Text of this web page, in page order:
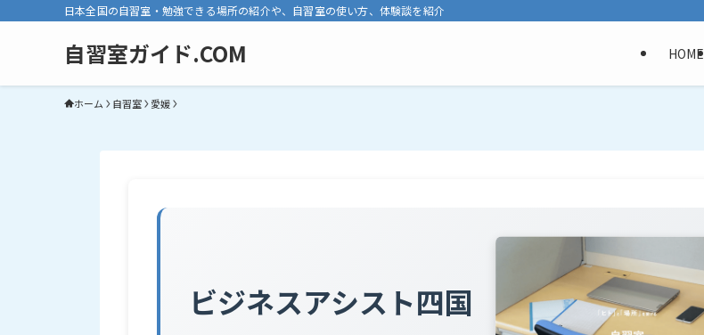
日本全国の自習室・勉強できる場所の紹介や、自習室の使い方、体験談を紹介
自習室ガイド.COM HOME
ホーム 自習室 愛媛
ビジネスアシスト四国